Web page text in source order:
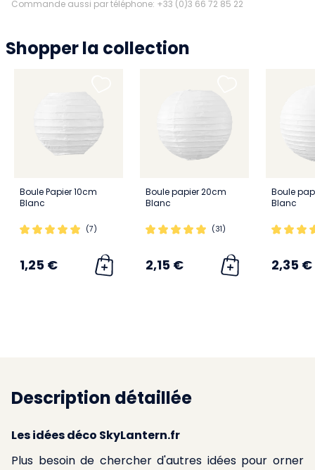
Commande aussi par téléphone: +33 (0)3 66 72 85 22
Shopper la collection
Boule Papier 10cm
Blanc
(7)
1,25 €
Boule papier 20cm
Blanc
(31)
2,15 €
Boule
Blanc
2,35 €
Description détaillée
Les idées déco SkyLantern.fr
Plus besoin de chercher d'autres idées pour orner